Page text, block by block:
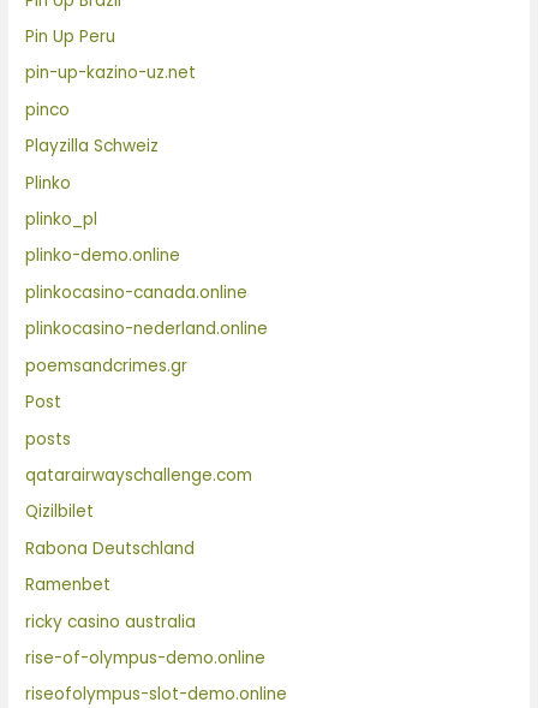
Pin Up Peru
pin-up-kazino-uz.net
pinco
Playzilla Schweiz
Plinko
plinko_pl
plinko-demo.online
plinkocasino-canada.online
plinkocasino-nederland.online
poemsandcrimes.gr
Post
posts
qatarairwayschallenge.com
Qizilbilet
Rabona Deutschland
Ramenbet
ricky casino australia
rise-of-olympus-demo.online
riseofolympus-slot-demo.online